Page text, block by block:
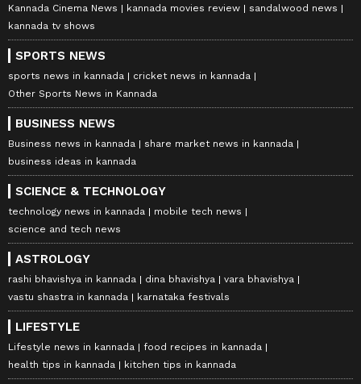
Kannada Cinema News kannada movies review
sandalwood news
kannada tv shows
SPORTS NEWS
sports news in kannada
cricket news in kannada
Other Sports News in Kannada
BUSINESS NEWS
Business news in kannada
share market news in kannada
business ideas in kannada
SCIENCE & TECHNOLOGY
technology news in kannada
mobile tech news
science and tech news
ASTROLOGY
rashi bhavishya in kannada dina bhavishya
vara bhavishya
vastu shastra in kannada
karnataka festivals
LIFESTYLE
Lifestyle news in kannada
food recipes in kannada
health tips in kannada
kitchen tips in kannada